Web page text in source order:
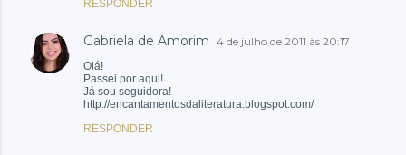
RESPONDER
Gabriela de Amorim 4 de julho de 2011 às 20:17
Olá!
Passei por aqui!
Já sou seguidora!
http://encantamentosdaliteratura.blogspot.com/
RESPONDER